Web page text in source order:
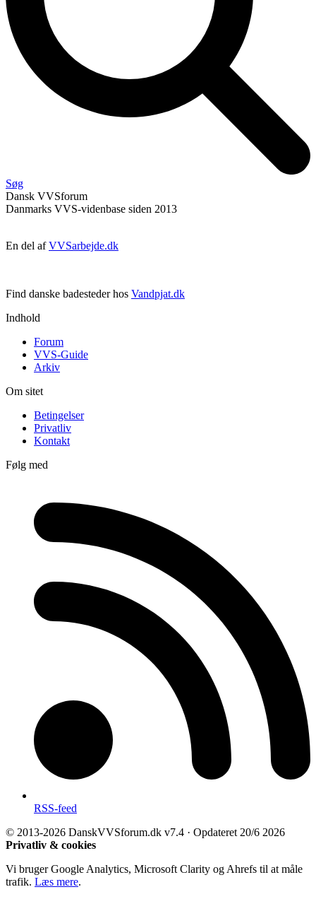
Søg
Dansk VVSforum
Danmarks VVS-videnbase siden 2013
En del afVVSarbejde.dk
Find danske badesteder hos Vandpjat.dk
Indhold
Forum
VVS-Guide
Arkiv
Om sitet
Betingelser
Privatliv
Kontakt
Følg med
RSS-feed
© 2013-2026 DanskVVSforum.dk v7.4 · Opdateret 20/6 2026
Privatliv & cookies
Vi bruger Google Analytics, Microsoft Clarity og Ahrefs til at måle
trafik. Læs mere.